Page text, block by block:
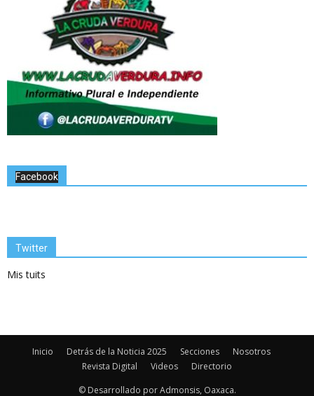
Facebook
Twitter
Mis tuits
Inicio Detrás de la Noticia 2025 Secciones
Nosotros
Revista Digital
Videos
Directorio
© Desarrollado por Admonsis, Oaxaca.